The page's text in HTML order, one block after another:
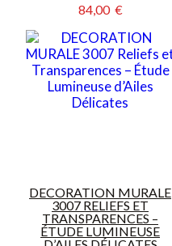
84,00  €
DECORATION MURALE
3007 RELIEFS ET
TRANSPARENCES –
ÉTUDE LUMINEUSE